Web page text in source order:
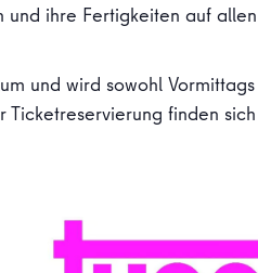
und ihre Fertigkeiten auf allen
und wird sowohl
Ticketreservierung finden